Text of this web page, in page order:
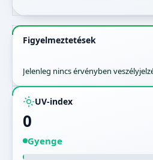
Figyelmeztetések
Jelenleg nincs érvényben
UV-index
0
Gyenge